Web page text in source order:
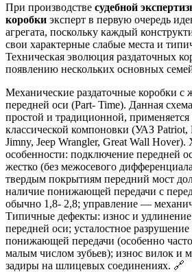
При производстве судебной
коробки эксперт в первую очередь
агрегата, поскольку каждый
свои характерные слабые места и
Техническая эволюция раздаточных
появлению нескольких основных
Механические раздаточные коробки
передней оси (Part- Time). Данная
простой и традиционной,
классической компоновки (УАЗ Patriot,
Jimny, Jeep Wrangler, Great Wall Hover).
особенности: подключение передней
жестко (без межосевого
твердым покрытиям передний мост
наличие понижающей передачи с
обычно 1,8- 2,8; управление —
Типичные дефекты: износ и
передней оси; усталостное разрушение
понижающей передачи (особенно
малым числом зубьев); износ вилок и
задиры на шлицевых соединениях. 🔗